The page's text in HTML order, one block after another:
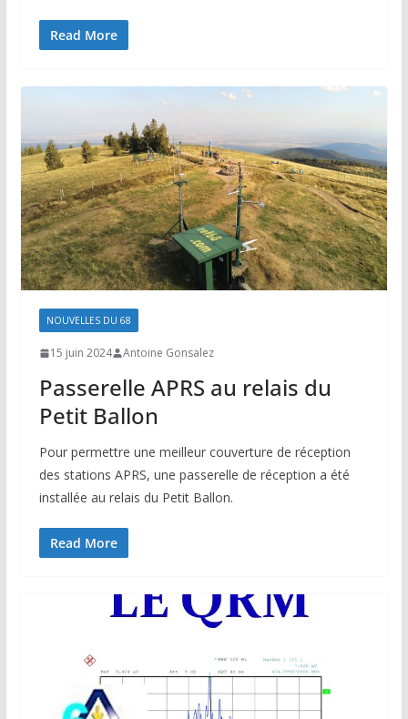
Read More
NOUVELLES DU 68
15 juin 2024 Antoine Gonsalez
Passerelle APRS au relais du
Petit Ballon
Pour permettre une meilleur couverture de réception
des stations APRS, une passerelle de réception a été
installée au relais du Petit Ballon.
Read More